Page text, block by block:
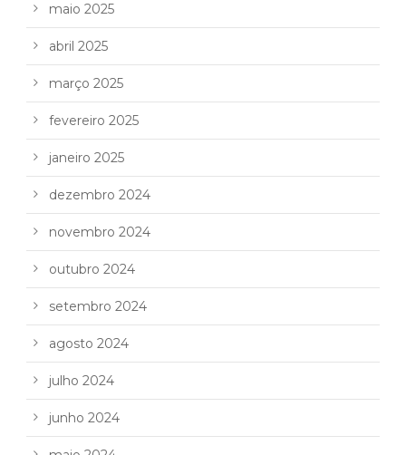
maio 2025
abril 2025
março 2025
fevereiro 2025
janeiro 2025
dezembro 2024
novembro 2024
outubro 2024
setembro 2024
agosto 2024
julho 2024
junho 2024